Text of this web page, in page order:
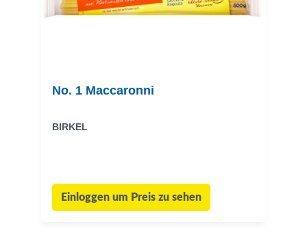
No. 1 Maccaronni
BIRKEL
Einloggen um Preis zu sehen